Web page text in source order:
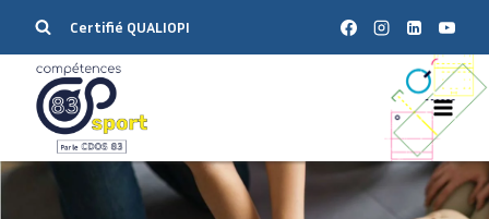
Certifié QUALIOPI